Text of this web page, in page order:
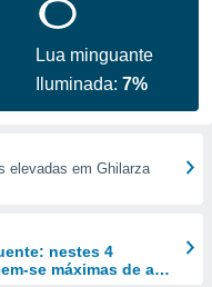
Lua minguante
Iluminada:7%
elevadas em Ghilarza
nestes 4
se máximas de até